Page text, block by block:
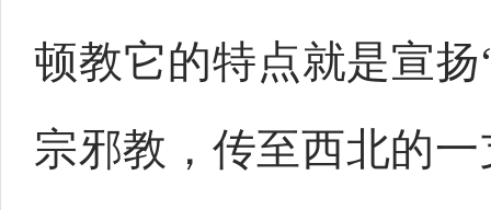
顿教它的特点就是宣
宗邪教，传至西北的